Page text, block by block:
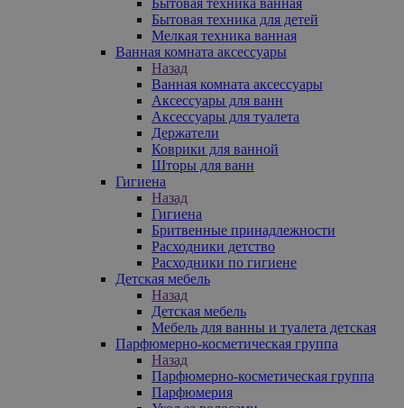
Бытовая техника для детей
Мелкая техника ванная
Ванная комната аксессуары
Назад
Ванная комната аксессуары
Аксессуары для ванн
Аксессуары для туалета
Держатели
Коврики для ванной
Шторы для ванн
Гигиена
Назад
Гигиена
Бритвенные принадлежности
Расходники детство
Расходники по гигиене
Детская мебель
Назад
Детская мебель
Мебель для ванны и туалета детская
Парфюмерно-косметическая группа
Назад
Парфюмерно-косметическая группа
Парфюмерия